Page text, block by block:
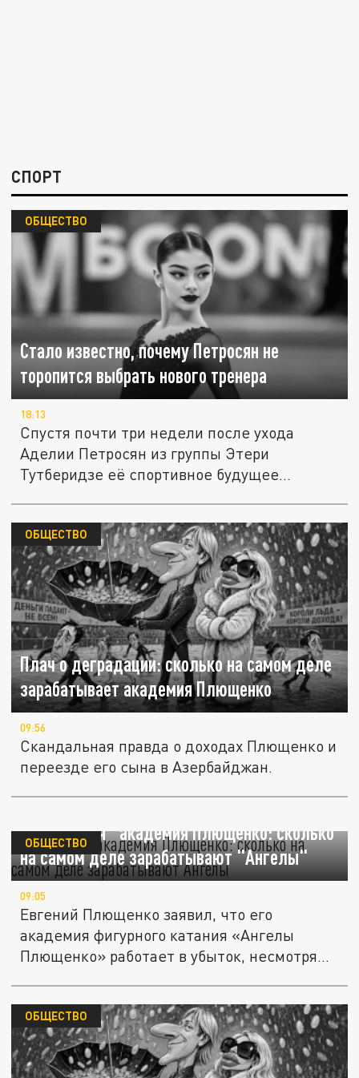
СПОРТ
Стало известно, почему Петросян не
торопится выбрать нового тренера
ОБЩЕСТВО
18:13
Спустя почти три недели после ухода
Аделии Петросян из группы Этери
Тутберидзе её спортивное будущее
Плач о деградации: сколько на самом деле
зарабатывает академия Плющенко
ОБЩЕСТВО
09:56
Скандальная правда о доходах Плющенко и
переезде его сына в Азербайджан.
"Убыточная" академия Плющенко: сколько
на самом деле зарабатывают "Ангелы"
ОБЩЕСТВО
09:05
Евгений Плющенко заявил, что его
академия фигурного катания «Ангелы
Плющенко» работает в убыток, несмотря
ОБЩЕСТВО